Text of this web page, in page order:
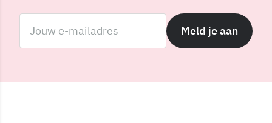
Meld je aan